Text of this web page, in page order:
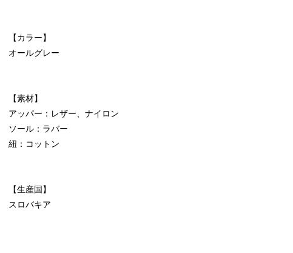
【カラー】
オールグレー
【素材】
アッパー：レザー、ナイロン
ソール：ラバー
紐：コットン
【生産国】
スロバキア